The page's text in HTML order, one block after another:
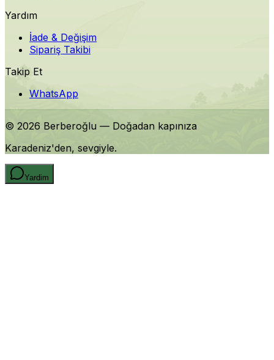
Yardım
İade & Değişim
Sipariş Takibi
Takip Et
WhatsApp
© 2026 Berberoğlu — Doğadan kapınıza
Karadeniz'den, sevgiyle.
Yardim